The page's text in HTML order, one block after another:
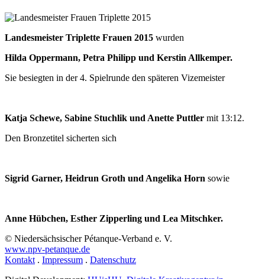
Landesmeister Triplette Frauen 2015 wurden
Hilda Oppermann, Petra Philipp und Kerstin Allkemper.
Sie besiegten in der 4. Spielrunde den späteren Vizemeister
Katja Schewe, Sabine Stuchlik und Anette Puttler mit 13:12.
Den Bronzetitel sicherten sich
Sigrid Garner, Heidrun Groth und Angelika Horn sowie
Anne Hübchen, Esther Zipperling und Lea Mitschker.
© Niedersächsischer Pétanque-Verband e. V.
www.npv-petanque.de
Kontakt . Impressum . Datenschutz